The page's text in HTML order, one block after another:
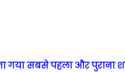
गया सबसे पहला और पुराना